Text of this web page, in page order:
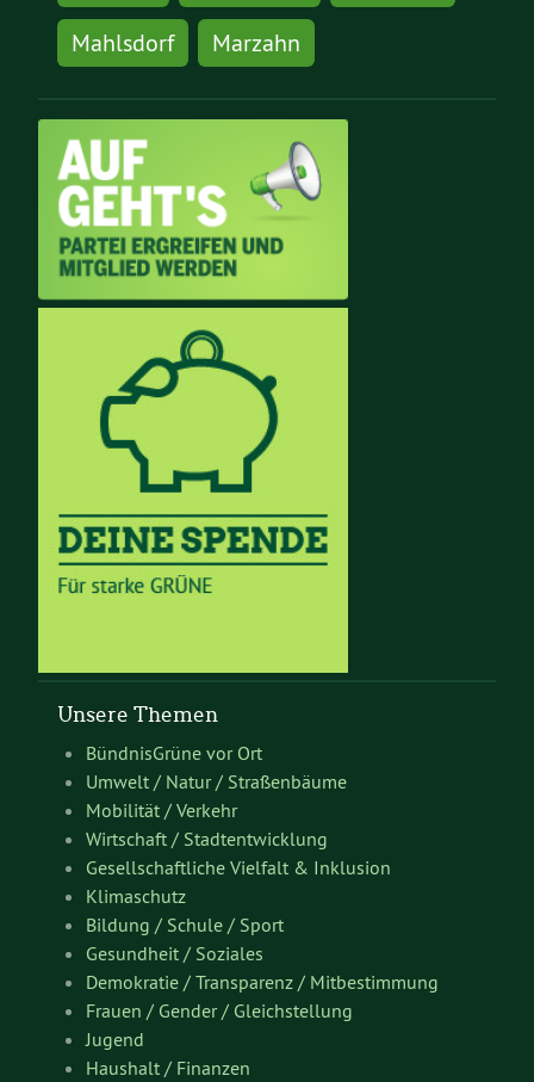
Mahlsdorf
Marzahn
Unsere Themen
BündnisGrüne vor Ort
Umwelt / Natur / Straßenbäume
Mobilität / Verkehr
Wirtschaft / Stadtentwicklung
Gesellschaftliche Vielfalt & Inklusion
Klimaschutz
Bildung / Schule / Sport
Gesundheit / Soziales
Demokratie / Transparenz / Mitbestimmung
Frauen / Gender / Gleichstellung
Jugend
Haushalt / Finanzen